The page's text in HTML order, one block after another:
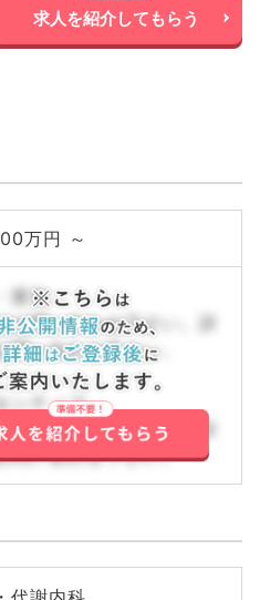
求人を紹介してもらう
万円 ～
賞与
お問い合わせ下さい。詳
問い合わせ下さい。
ンティブ
お問い合わせ下さい。詳
問い合わせ下さい。